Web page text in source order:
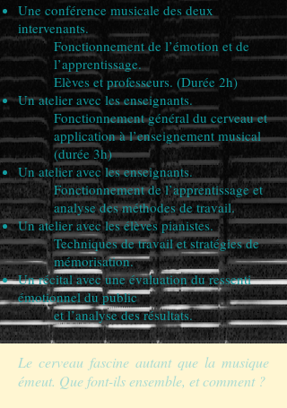
Une conférence musicale des deux
intervenants.
Fonctionnement de l’émotion et de
l’apprentissage.
Elèves et professeurs. (Durée 2h)
Un atelier avec les enseignants.
Fonctionnement général du cerveau et
application à l’enseignement musical
(durée 3h)
Un atelier avec les enseignants.
Fonctionnement de l’apprentissage et
analyse des méthodes de travail.
Un atelier avec les élèves pianistes.
Techniques de travail et stratégies de
mémorisation.
Un récital avec une évaluation du ressenti
émotionnel du public
et l’analyse des résultats.
Le cerveau fascine autant que la musique
émeut. Que font-ils ensemble, et comment ?